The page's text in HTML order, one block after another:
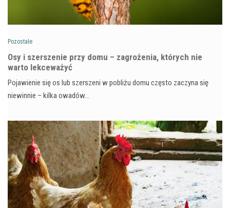
Pozostałe
Osy i szerszenie przy domu – zagrożenia, których nie
warto lekceważyć
Pojawienie się os lub szerszeni w pobliżu domu często zaczyna się
niewinnie – kilka owadów…